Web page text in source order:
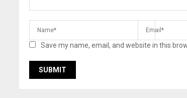
Save my name, email, and website in this